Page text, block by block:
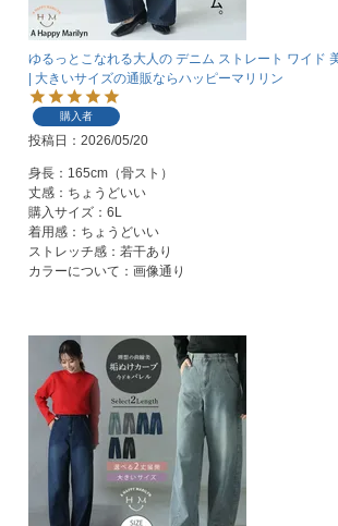
ゆるっとこなれる大人の デニム ストレート ワイド
| 大きいサイズの通販ならハッピーマリリン
購入者
投稿日 2026/05/20
身長：165cm（骨スト）
丈感：ちょうどいい
購入サイズ：6L
着用感：ちょうどいい
ストレッチ感：若干あり